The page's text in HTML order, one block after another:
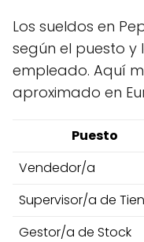
Los sueldos en
según el puesto y
empleado. Aquí
aproximado en
Puesto
Vendedor/a
Supervisor/a de
Gestor/a de Stock